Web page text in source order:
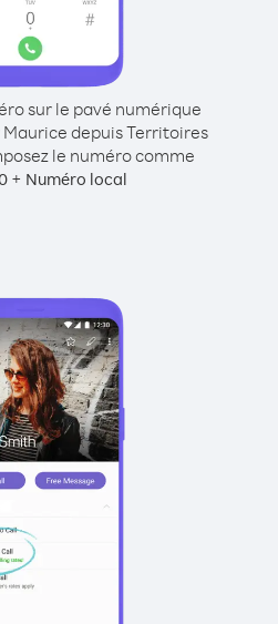
sur le pavé numérique
depuis Territoires
le numéro comme
+ Numéro local